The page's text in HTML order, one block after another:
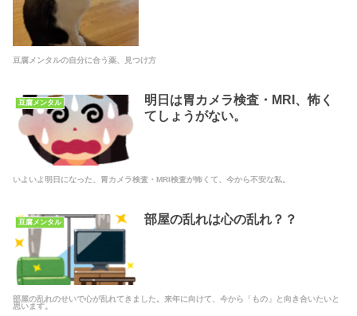
豆腐メンタルの自分に合う薬、見つけ方
豆腐メンタル
明日は胃カメラ検査・MRI、怖く
てしょうがない。
いよいよ明日になった、胃カメラ検査・MRI検査が怖くて、今から不安な私。
豆腐メンタル 部屋の乱れは心の乱れ？？
部屋の乱れのせいで心が乱れてきました。来年に向けて、今から「もの」と向き合いたいと
思います。